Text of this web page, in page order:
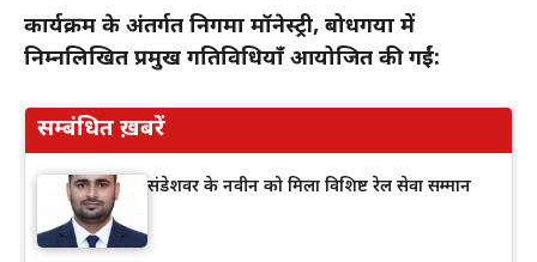
कार्यक्रम के अंतर्गत निगमा मॉनेस्ट्री, बोधगया में
निम्नलिखित प्रमुख गतिविधियाँ आयोजित की गईं:
सम्बंधित ख़बरें
संडेशवर के नवीन को मिला विशिष्ट रेल सेवा सम्मान